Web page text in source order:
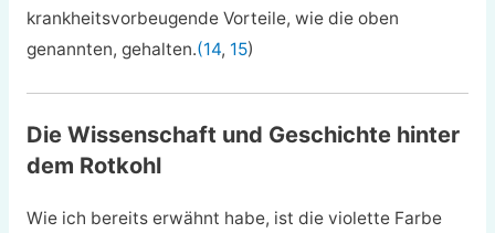
krankheitsvorbeugende Vorteile, wie die oben
genannten, gehalten.(14, 15)
Die Wissenschaft und Geschichte hinter
dem Rotkohl
Wie ich bereits erwähnt habe, ist die violette Farbe